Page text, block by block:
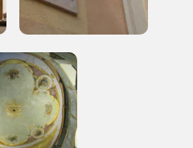
arte e cultura nell'Italia
AL FAI